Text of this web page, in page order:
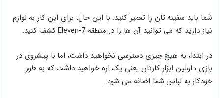
شما باید سفینه تان را تعمیر کنید. با این حال، برای این کار به لوازم
نیاز دارید که می توانید آن ها را در منطقه 7-Eleven کشف کنید.
در ابتدا، به هیچ چیزی دسترسی نخواهید داشت، اما با پیشروی در
بازی ، اولین ابزار کارتان یعنی یک اره خواهید داشت که به طور
خودکار به لباس شما اضافه می شود.